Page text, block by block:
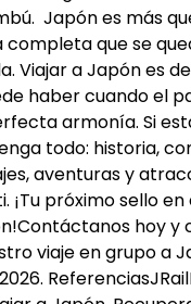
Japón es más
completa que se
Viajar a Japón es
haber cuando el
armonía. Si
todo: historia,
aventuras y
¡Tu próximo sello
hoy y
viaje en grupo a